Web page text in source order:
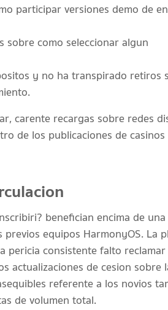
participar versiones demo de
sobre como seleccionar algun
y no ha transpirado
carente recargas sobre redes
de los publicaciones de casinos
benefician encima de una
previos equipos HarmonyOS. La
pericia consistente falto reclamar
actualizaciones de cesion sobre
referente a los novios
de volumen total.